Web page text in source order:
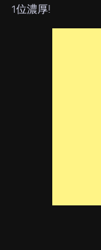
1位濃厚!